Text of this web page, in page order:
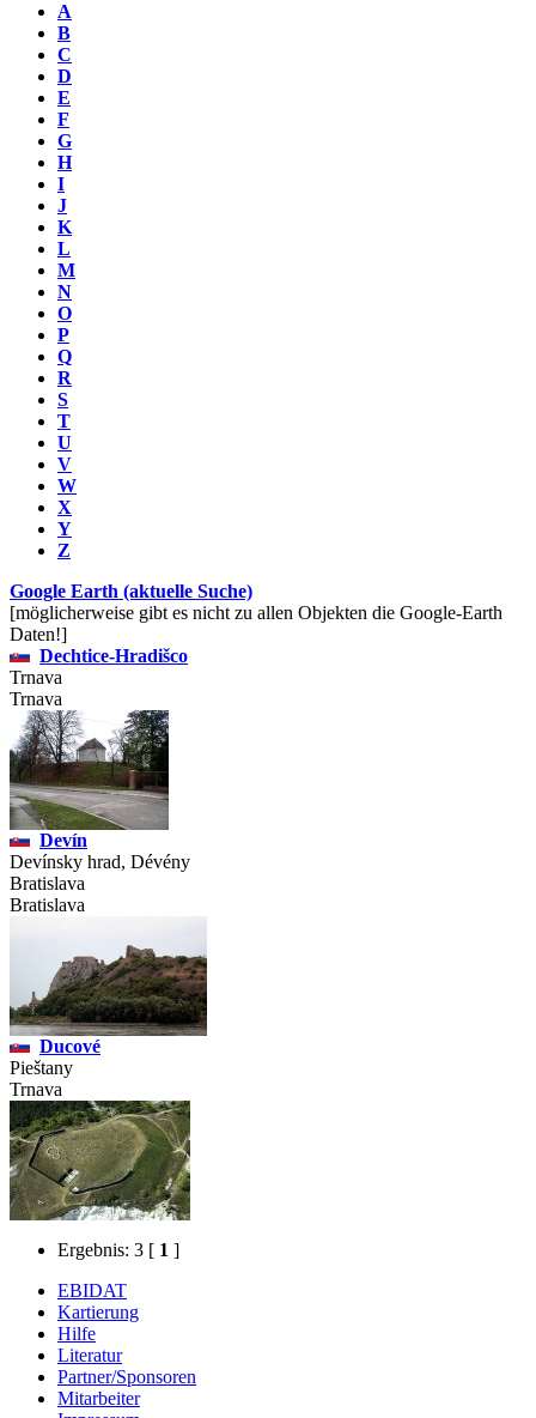
A
B
C
D
E
F
G
H
I
J
K
L
M
N
O
P
Q
R
S
T
U
V
W
X
Y
Z
Google Earth (aktuelle Suche)
[möglicherweise gibt es nicht zu allen Objekten die Google-Earth
Daten!]
Dechtice-Hradišco
Trnava
Trnava
Devín
Devínsky hrad, Dévény
Bratislava
Bratislava
Ducové
Pieštany
Trnava
Ergebnis: 3 [ 1 ]
EBIDAT
Kartierung
Hilfe
Literatur
Partner/Sponsoren
Mitarbeiter